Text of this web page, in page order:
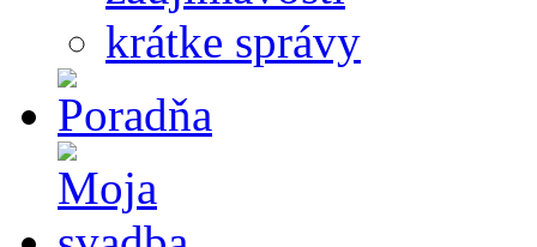
krátke správy